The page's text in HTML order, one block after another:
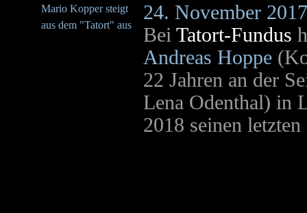
Mario Kopper steigt
aus dem "Tatort" aus
24. November 2017
Bei Tatort-Fundus
Andreas Hoppe
22 Jahren an der
Lena Odenthal) in
2018 seinen